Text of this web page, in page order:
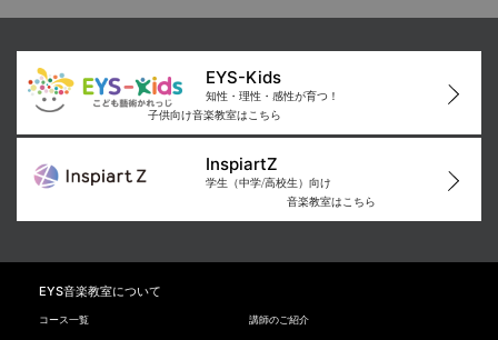
EYS-Kids
知性・理性・感性が育つ！
子供向け音楽教室はこちら
InspiartZ
学生（中学/高校生）向け
音楽教室はこちら
EYS音楽教室について
コース一覧 講師のご紹介